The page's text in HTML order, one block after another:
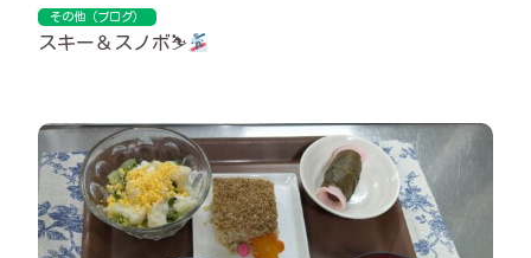
その他（ブログ）
スキー＆スノボ⛷